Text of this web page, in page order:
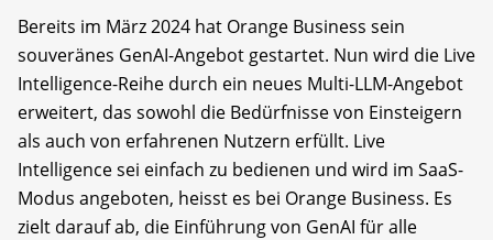
Bereits im März 2024 hat Orange Business sein
souveränes GenAI-Angebot gestartet. Nun wird die Live
Intelligence-Reihe durch ein neues Multi-LLM-Angebot
erweitert, das sowohl die Bedürfnisse von Einsteigern
als auch von erfahrenen Nutzern erfüllt. Live
Intelligence sei einfach zu bedienen und wird im SaaS-
Modus angeboten, heisst es bei Orange Business. Es
zielt darauf ab, die Einführung von GenAI für alle